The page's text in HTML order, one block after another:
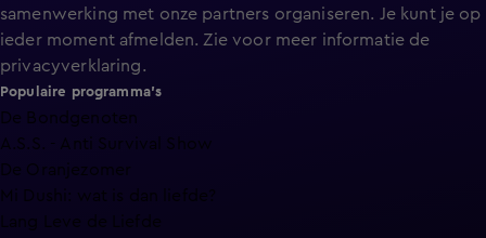
samenwerking met onze partners organiseren. Je kunt je op
ieder moment afmelden. Zie voor meer informatie de
privacyverklaring.
Populaire programma's
De Bondgenoten
A.S.S. - Anti Survival Show
De Oranjezomer
Mi Dushi: wat is dan liefde?
Lang Leve de Liefde